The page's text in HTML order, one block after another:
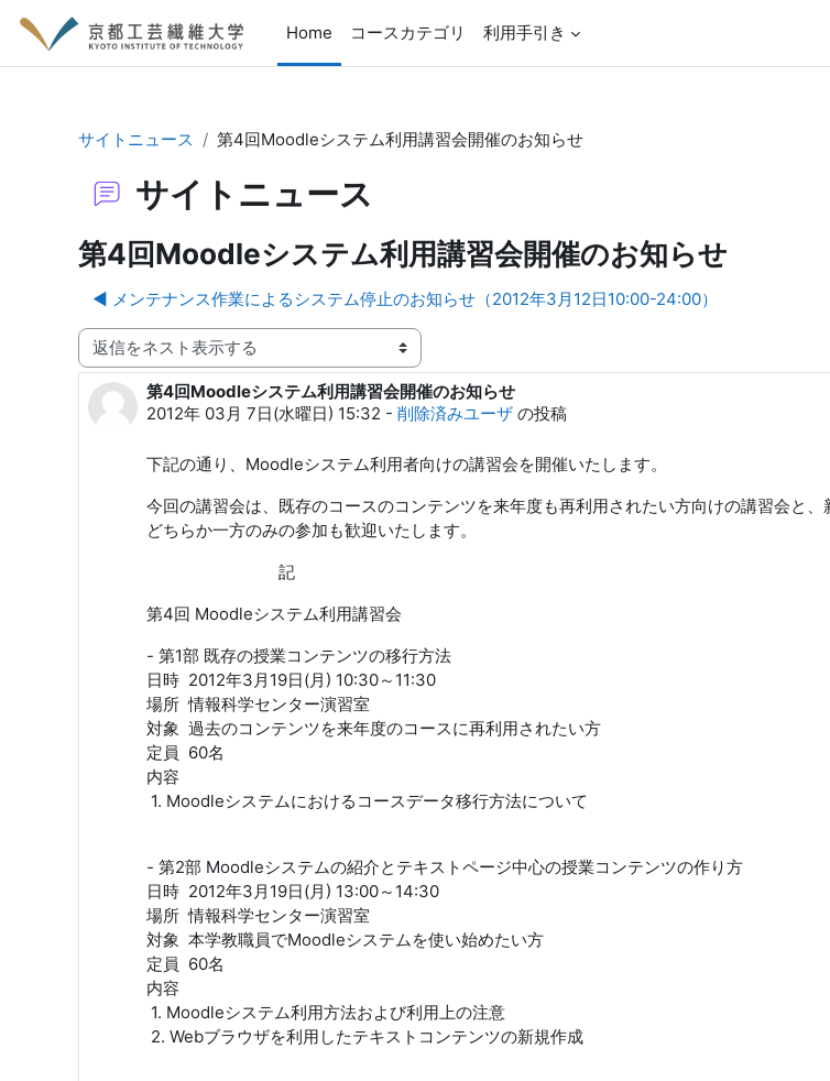
Home
コースカテゴリ 利用手引き
サイトニュース 第4回Moodleシステム利用講習会開催のお知らせ
サイトニュース
第4回Moodleシステム利用講習会開催のお知らせ
◀︎ メンテナンス作業によるシステム停止のお知らせ（2012年3月12日10:00-24:00）
表示モード
第4回Moodleシステム利用講習会開催のお知らせ
2012年 03月 7日(水曜日) 15:32 - 削除済みユーザ の投稿
返信数: 0
下記の通り、Moodleシステム利用者向けの講習会を開催いたします。
今回の講習会は、既存のコースのコンテンツを来年度も再利用されたい方向けの講習会と
どちらか一方のみの参加も歓迎いたします。
記
第4回 Moodleシステム利用講習会
- 第1部 既存の授業コンテンツの移行方法
日時 2012年3月19日(月) 10:30～11:30
場所 情報科学センター演習室
対象 過去のコンテンツを来年度のコースに再利用されたい方
定員 60名
内容
1. Moodleシステムにおけるコースデータ移行方法について
- 第2部 Moodleシステムの紹介とテキストページ中心の授業コンテンツの作り方
日時 2012年3月19日(月) 13:00～14:30
場所 情報科学センター演習室
対象 本学教職員でMoodleシステムを使い始めたい方
定員 60名
内容
1. Moodleシステム利用方法および利用上の注意
2. Webブラウザを利用したテキストコンテンツの新規作成